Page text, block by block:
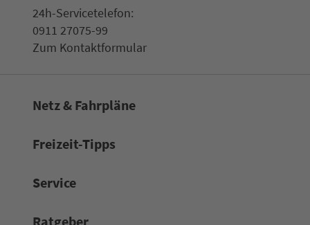
24h-Ser­vice­te­le­fon:
0911 27075-99
Zum Kon­taktformular
Netz & Fahrpläne
Frei­zeit-Tipps
Service
Rat­ge­ber